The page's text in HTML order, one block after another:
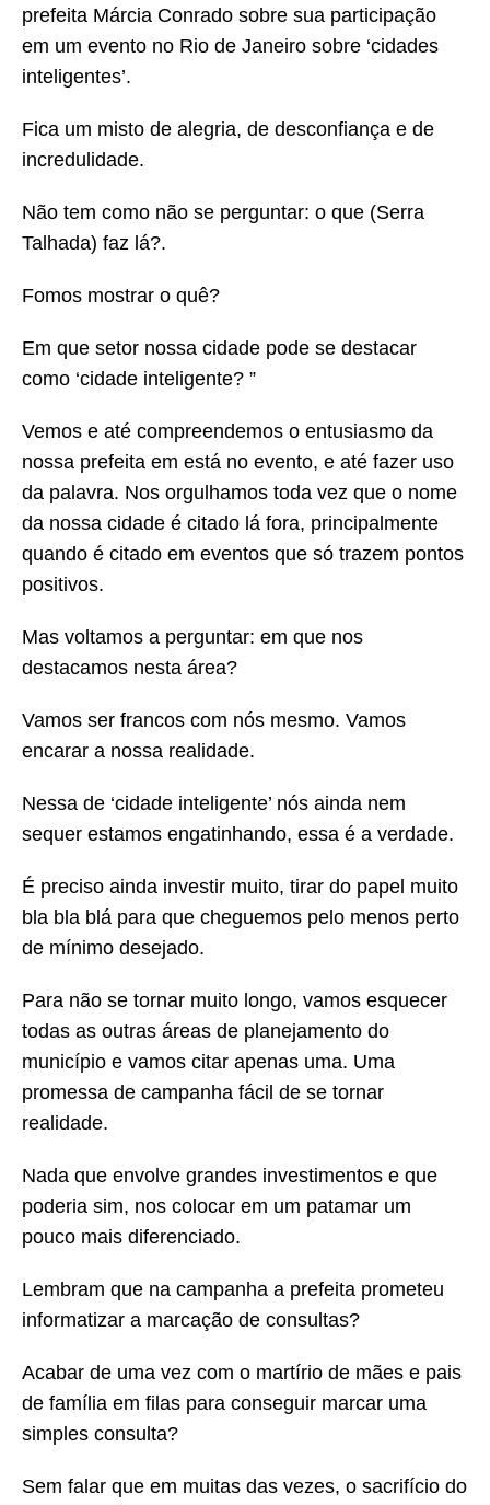
prefeita Márcia Conrado sobre sua participação
em um evento no Rio de Janeiro sobre ‘cidades
inteligentes’.
Fica um misto de alegria, de desconfiança e de
incredulidade.
Não tem como não se perguntar: o que (Serra
Talhada) faz lá?.
Fomos mostrar o quê?
Em que setor nossa cidade pode se destacar
como ‘cidade inteligente? ”
Vemos e até compreendemos o entusiasmo da
nossa prefeita em está no evento, e até fazer uso
da palavra. Nos orgulhamos toda vez que o nome
da nossa cidade é citado lá fora, principalmente
quando é citado em eventos que só trazem pontos
positivos.
Mas voltamos a perguntar: em que nos
destacamos nesta área?
Vamos ser francos com nós mesmo. Vamos
encarar a nossa realidade.
Nessa de ‘cidade inteligente’ nós ainda nem
sequer estamos engatinhando, essa é a verdade.
É preciso ainda investir muito, tirar do papel muito
bla bla blá para que cheguemos pelo menos perto
de mínimo desejado.
Para não se tornar muito longo, vamos esquecer
todas as outras áreas de planejamento do
município e vamos citar apenas uma. Uma
promessa de campanha fácil de se tornar
realidade.
Nada que envolve grandes investimentos e que
poderia sim, nos colocar em um patamar um
pouco mais diferenciado.
Lembram que na campanha a prefeita prometeu
informatizar a marcação de consultas?
Acabar de uma vez com o martírio de mães e pais
de família em filas para conseguir marcar uma
simples consulta?
Sem falar que em muitas das vezes, o sacrifício do